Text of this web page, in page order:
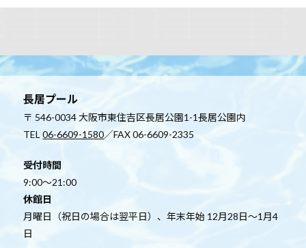
長居プール
〒 546-0034 大阪市東住吉区長居公園1-1長居公園内
TEL06-6609-1580／FAX 06-6609-2335
受付時間
9:00～21:00
休館日
月曜日（祝日の場合は翌平日）、年末年始 12月28日～1月4
日